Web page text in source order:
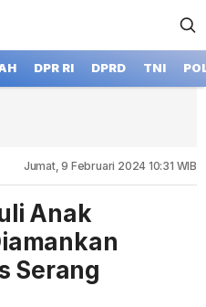
DPR RI DPRD TNI
Jumat, 9 Februari 2024 10:31 WIB
Anak
Serang